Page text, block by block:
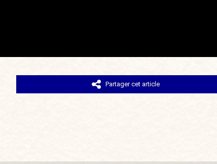
Partager cet article